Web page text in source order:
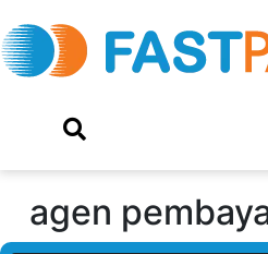
agen